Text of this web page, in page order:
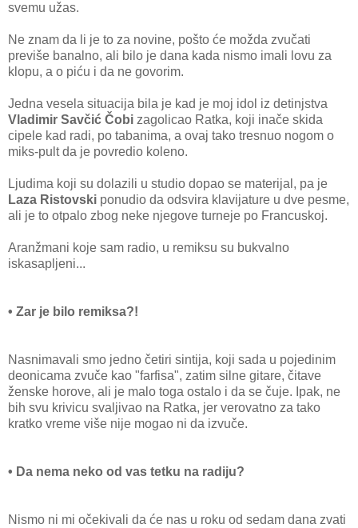
svemu užas.
Ne znam da li je to za novine, pošto će možda zvučati
previše banalno, ali bilo je dana kada nismo imali lovu za
klopu, a o piću i da ne govorim.
Jedna vesela situacija bila je kad je moj idol iz detinjstva
Vladimir Savčić Čobi zagolicao Ratka, koji inače skida
cipele kad radi, po tabanima, a ovaj tako tresnuo nogom o
miks-pult da je povredio koleno.
Ljudima koji su dolazili u studio dopao se materijal, pa je
Laza Ristovski ponudio da odsvira klavijature u dve pesme,
ali je to otpalo zbog neke njegove turneje po Francuskoj.
Aranžmani koje sam radio, u remiksu su bukvalno
iskasapljeni...
• Zar je bilo remiksa?!
Nasnimavali smo jedno četiri sintija, koji sada u pojedinim
deonicama zvuče kao "farfisa", zatim silne gitare, čitave
ženske horove, ali je malo toga ostalo i da se čuje. Ipak, ne
bih svu krivicu svaljivao na Ratka, jer verovatno za tako
kratko vreme više nije mogao ni da izvuče.
• Da nema neko od vas tetku na radiju?
Nismo ni mi očekivali da će nas u roku od sedam dana zvati